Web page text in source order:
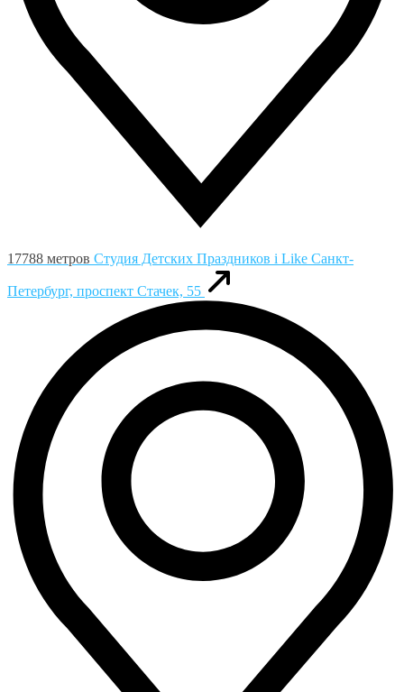
17788 метров Студия Детских Праздников i Like Санкт-
Петербург, проспект Стачек, 55